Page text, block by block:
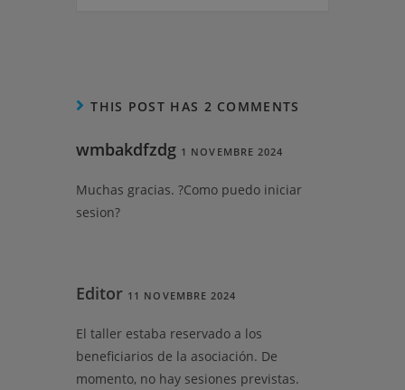
THIS POST HAS 2 COMMENTS
wmbakdfzdg 1 NOVEMBRE 2024
Muchas gracias. ?Como puedo iniciar
sesion?
Editor 11 NOVEMBRE 2024
El taller estaba reservado a los
beneficiarios de la asociación. De
momento, no hay sesiones previstas.